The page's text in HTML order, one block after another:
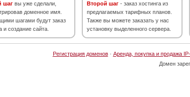
шаг вы уже сделали,
доменное имя.
шагами будут заказ
и создание сайта.
Второй шаг - заказ хостинга из
предлагаемых тарифных планов.
Также вы можете заказать у нас
установку выделенного сервера.
Регистрация доменов· Аренда, покупка и продажа
Домен